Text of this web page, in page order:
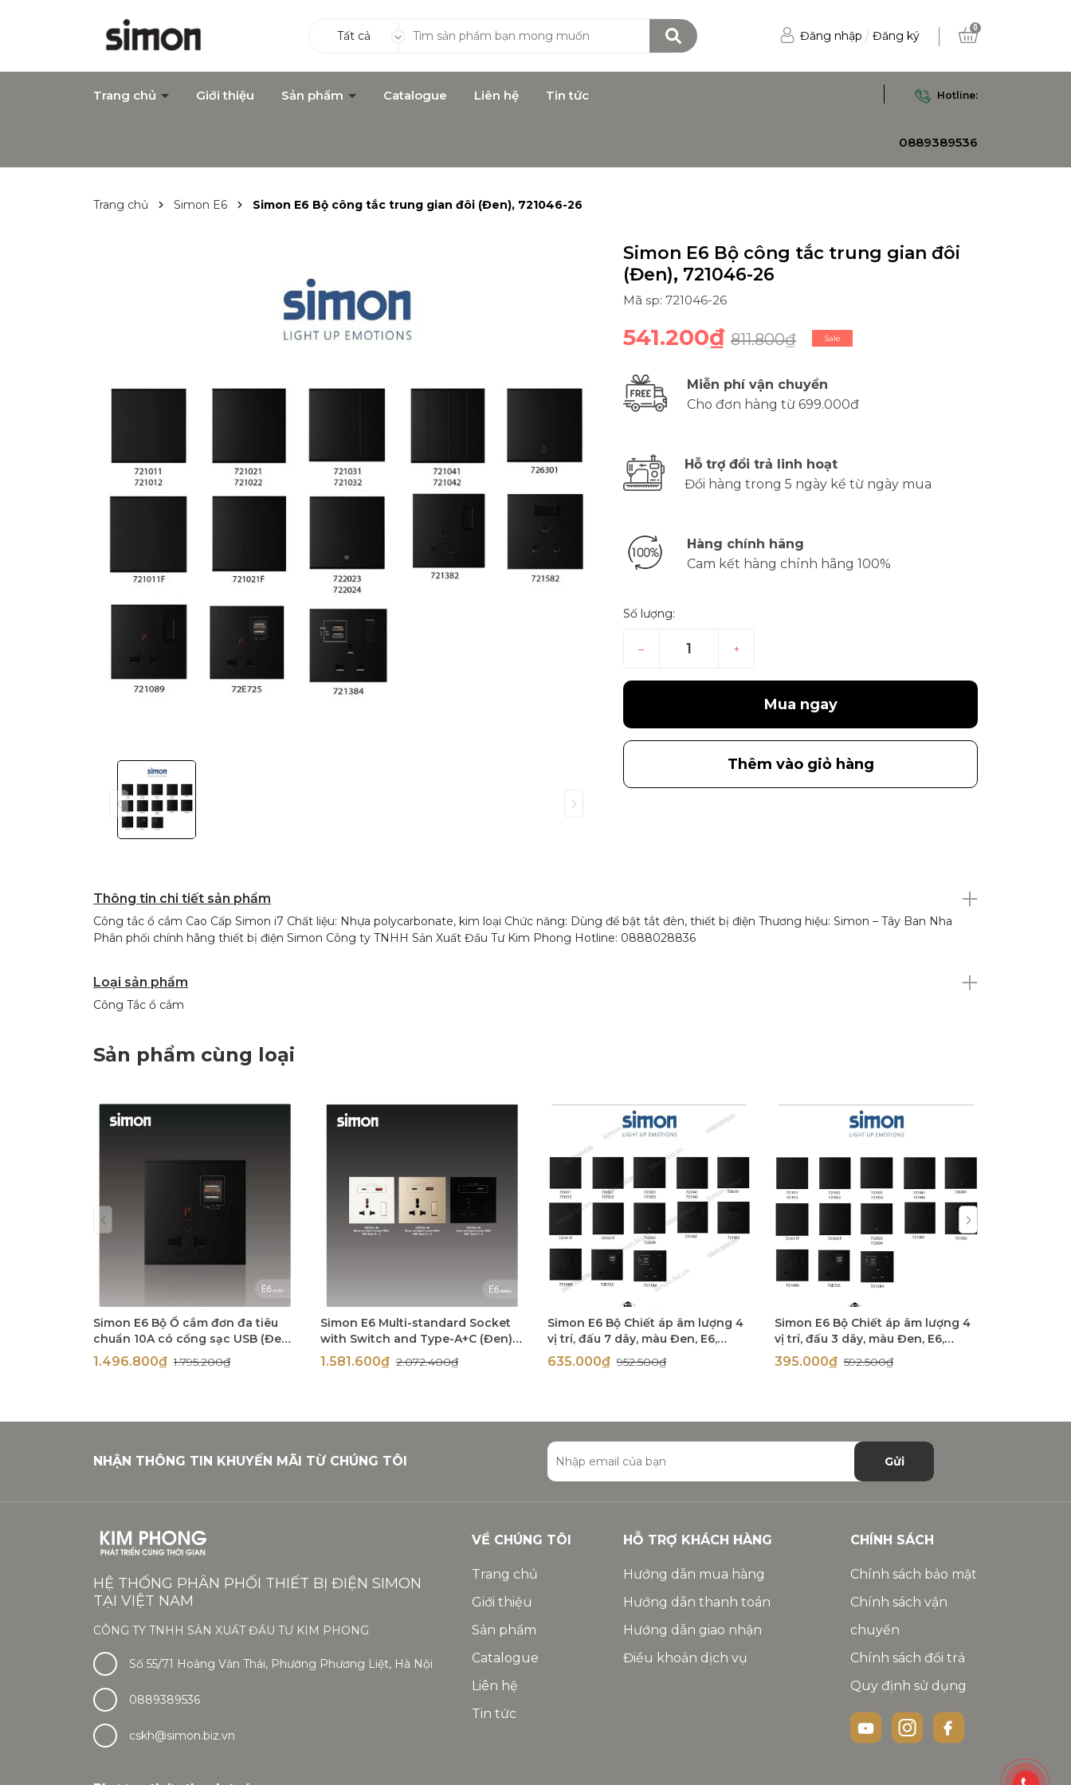
Tất cả Đăng nhập / Đăng ký
0
Trang chủ Giới thiệu Sản phẩm Catalogue Liên hệ Tin tức Hotline:
0889389536
Trang chủ Simon E6 Simon E6 Bộ công tắc trung gian đôi (Đen), 721046-26
Simon E6 Bộ công tắc trung gian đôi
(Đen), 721046-26
Mã sp: 721046-26
541.200₫ 811.800₫ Sale
Miễn phí vận chuyển
Cho đơn hàng từ 699.000đ
Hỗ trợ đổi trả linh hoạt
Đổi hàng trong 5 ngày kể từ ngày mua
Hàng chính hãng
Cam kết hàng chính hãng 100%
Số lượng:
– +
Mua ngay
Thêm vào giỏ hàng
Thông tin chi tiết sản phẩm
Công tắc ổ cắm Cao Cấp Simon i7 Chất liệu: Nhựa polycarbonate, kim loại Chức năng: Dùng để bật tắt đèn, thiết bị điện Thương hiệu: Simon – Tây Ban Nha
Phân phối chính hãng thiết bị điện Simon Công ty TNHH Sản Xuất Đầu Tư Kim Phong Hotline: 0888028836
Loại sản phẩm
Công Tắc ổ cắm
Sản phẩm cùng loại
Simon E6 Bộ Ổ cắm đơn đa tiêu
chuẩn 10A có cổng sạc USB (Đen),
72E725-26
1.496.800₫1.795.200₫
Simon E6 Multi-standard Socket
with Switch and Type-A+C (Đen),
72E7253-26
1.581.600₫ 2.072.400₫
Simon E6 Bộ Chiết áp âm lượng 4
vị trí, đấu 7 dây, màu Đen, E6,
72E622-26
635.000₫ 952.500₫
Simon E6 Bộ Chiết áp âm lượng 4
vị trí, đấu 3 dây, màu Đen, E6,
72E621-26
395.000₫ 592.500₫
NHẬN THÔNG TIN KHUYẾN MÃI TỪ CHÚNG TÔI Gửi
HỆ THỐNG PHÂN PHỐI THIẾT BỊ ĐIỆN SIMON
TẠI VIỆT NAM
CÔNG TY TNHH SẢN XUẤT ĐẦU TƯ KIM PHONG
Số 55/71 Hoàng Văn Thái, Phường Phương Liệt, Hà Nội
0889389536
cskh@simon.biz.vn
VỀ CHÚNG TÔI
Trang chủ
Giới thiệu
Sản phẩm
Catalogue
Liên hệ
Tin tức
HỖ TRỢ KHÁCH HÀNG
Hướng dẫn mua hàng
Hướng dẫn thanh toán
Hướng dẫn giao nhận
Điều khoản dịch vụ
CHÍNH SÁCH
Chính sách bảo mật
Chính sách vận
chuyển
Chính sách đổi trả
Quy định sử dụng